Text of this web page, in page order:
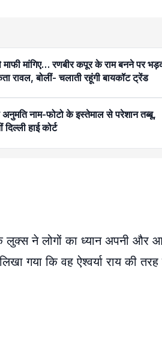
मांगिए… रणबीर कपूर के राम बनने पर
रावल, बोलीं- चलाती रहूंगी बायकॉट ट्रेंड
अनुमति नाम-फोटो के इस्तेमाल से परेशान तब्बू,
दिल्ली हाई कोर्ट
ने लोगों का ध्यान अपनी और
गया कि वह ऐश्वर्या राय की